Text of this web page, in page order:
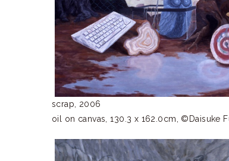
scrap, 2006
oil on canvas, 130.3 x 162.0cm, ©Daisuke